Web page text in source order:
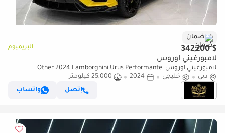
ضمان
$ 342,200 البريميوم
لامبورغيني اوروس
لامبورغيني اوروس Other 2024 Lamborghini Urus Performante,
Arkapovic Exhaust, Carbon Fiber Package, Lamborghini Warr + Serr!
دبي خليجي 2024
25,000 كيلومتر
إتصل
واتساب